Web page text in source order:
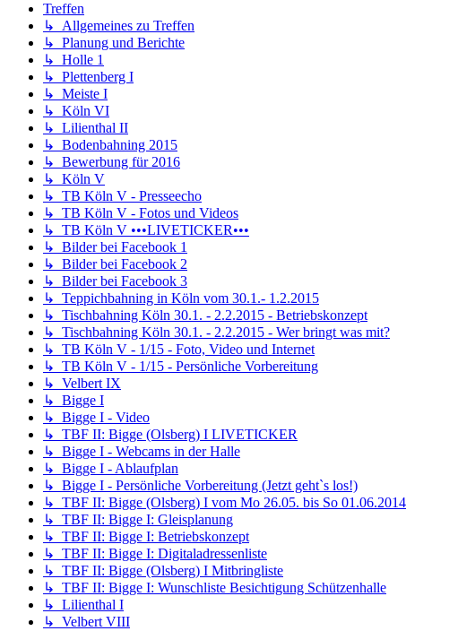
Treffen
↳ Allgemeines zu Treffen
↳ Planung und Berichte
↳ Holle 1
↳ Plettenberg I
↳ Meiste I
↳ Köln VI
↳ Lilienthal II
↳ Bodenbahning 2015
↳ Bewerbung für 2016
↳ Köln V
↳ TB Köln V - Presseecho
↳ TB Köln V - Fotos und Videos
↳ TB Köln V •••LIVETICKER•••
↳ Bilder bei Facebook 1
↳ Bilder bei Facebook 2
↳ Bilder bei Facebook 3
↳ Teppichbahning in Köln vom 30.1.- 1.2.2015
↳ Tischbahning Köln 30.1. - 2.2.2015 - Betriebskonzept
↳ Tischbahning Köln 30.1. - 2.2.2015 - Wer bringt was mit?
↳ TB Köln V - 1/15 - Foto, Video und Internet
↳ TB Köln V - 1/15 - Persönliche Vorbereitung
↳ Velbert IX
↳ Bigge I
↳ Bigge I - Video
↳ TBF II: Bigge (Olsberg) I LIVETICKER
↳ Bigge I - Webcams in der Halle
↳ Bigge I - Ablaufplan
↳ Bigge I - Persönliche Vorbereitung (Jetzt geht`s los!)
↳ TBF II: Bigge (Olsberg) I vom Mo 26.05. bis So 01.06.2014
↳ TBF II: Bigge I: Gleisplanung
↳ TBF II: Bigge I: Betriebskonzept
↳ TBF II: Bigge I: Digitaladressenliste
↳ TBF II: Bigge (Olsberg) I Mitbringliste
↳ TBF II: Bigge I: Wunschliste Besichtigung Schützenhalle
↳ Lilienthal I
↳ Velbert VIII